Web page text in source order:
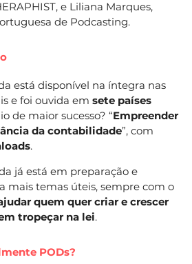
e Liliana Marques,
de Podcasting.
está disponível na íntegra nas
e foi ouvida em sete países
de maior sucesso? “Empreender
da contabilidade”, com
.
já está em preparação e
mais temas úteis, sempre com o
quem quer criar e crescer
tropeçar na lei.
PODs?